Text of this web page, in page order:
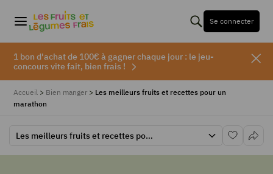
Se connecter
1 bon d'achat de 100€ à gagner chaque jour : le jeu-
concours vite fait, bien frais !
Accueil > Bien manger > Les meilleurs fruits et recettes pour un
marathon
Les meilleurs fruits et recettes pour un marathon